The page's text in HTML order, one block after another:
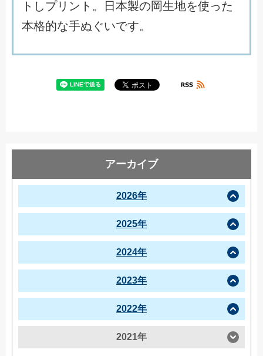
ト しプリ ン ト 。 日本製の岡生地を使った
本格的な手ぬ ぐいです。
アーカイブ
2026年
2025年
2024年
2023年
2022年
2021年